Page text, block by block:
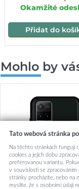
Okamžité
Přidat do
Mohlo by
Tato webová stránka
Na těchto stránkách fungují
cookies a jejich dobu
preferovanou variantu.
v souvislosti se
stránky procházíte, nebo na
myslíte, že s osobními údaji